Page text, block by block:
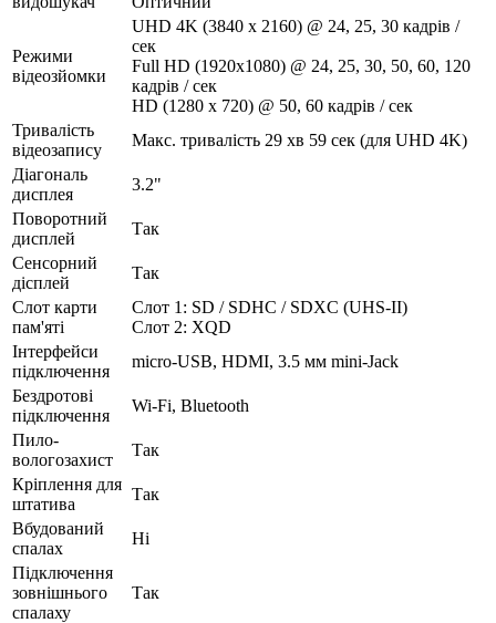
Режими
відеозйомки
UHD 4K (3840 x 2160) @ 24, 25, 30 кадрів /
сек
Full HD (1920x1080) @ 24, 25, 30, 50, 60, 120
кадрів / сек
HD (1280 x 720) @ 50, 60 кадрів / сек
Тривалість
відеозапису
Макс. тривалість 29 хв 59 сек (для UHD 4K)
Діагональ
дисплея
3.2"
Поворотний
дисплей
Так
Сенсорний
дісплей
Так
Слот карти
пам'яті
Слот 1: SD / SDHC / SDXC (UHS-II)
Слот 2: XQD
Інтерфейси
підключення
micro-USB, HDMI, 3.5 мм mini-Jack
Бездротові
підключення
Wi-Fi, Bluetooth
Пило-
вологозахист
Так
Кріплення для
штатива
Так
Вбудований
спалах
Ні
Підключення
зовнішнього
спалаху
Так